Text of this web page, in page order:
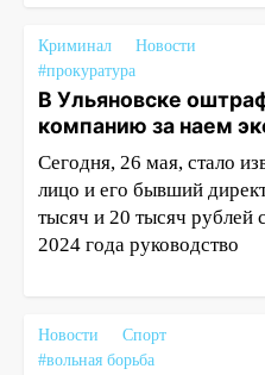
Криминал
Новости
#прокуратура
В Ульяновске
компанию за наем
Сегодня, 26 мая, стало
лицо и его бывший
тысяч и 20 тысяч рублей
2024 года руководство
Новости
Спорт
#вольная борьба